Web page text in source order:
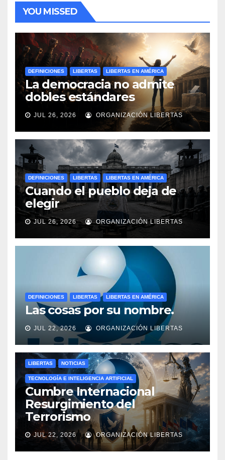
YOU MISSED
DEFINICIONES LIBERTAS LIBERTAS EN AMÉRICA
La democracia no admite
dobles estándares
JUL 26, 2026 ORGANIZACIÓN LIBERTAS
DEFINICIONES LIBERTAS LIBERTAS EN AMÉRICA
Cuando el pueblo deja de
elegir
JUL 26, 2026 ORGANIZACIÓN LIBERTAS
DEFINICIONES LIBERTAS LIBERTAS EN AMÉRICA
Las cosas por su nombre.
JUL 22, 2026 ORGANIZACIÓN LIBERTAS
LIBERTAS NOTICIAS
TECNOLOGÍA E INTELIGENCIA ARTIFICIAL
Cumbre Internacional
Resurgimiento del
Terrorismo
JUL 22, 2026 ORGANIZACIÓN LIBERTAS